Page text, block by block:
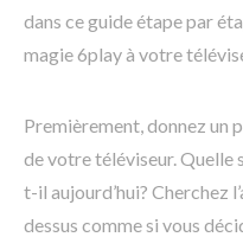
dans ce guide étape par
magie 6play à votre
Premièrement, donnez un
de votre téléviseur. Quelle
t-il aujourd’hui? Cherchez
dessus comme si vous